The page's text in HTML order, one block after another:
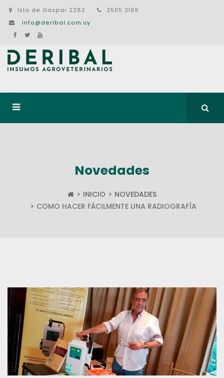
Isla de Gaspar 2282
2505 2199
info@deribal.com.uy
Novedades
INICIO
NOVEDADES
COMO HACER FÁCILMENTE UNA RADIOGRAFÍA